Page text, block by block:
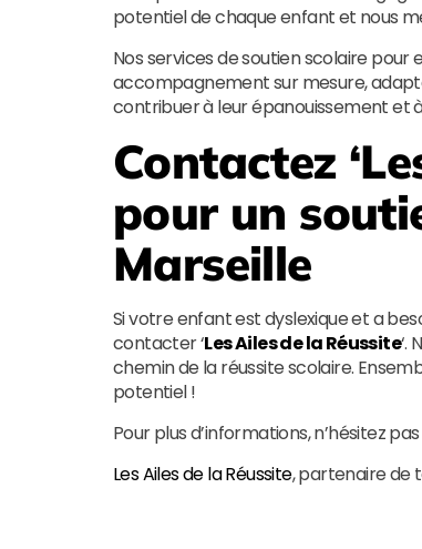
potentiel de chaque enfant et nous
Nos services de soutien scolaire
accompagnement sur mesure,
contribuer à leur épanouissement et
Contactez ‘
pour un
Marseille
Si votre enfant est dyslexique et a
contacter ‘Les Ailes de la Réussite‘.
chemin de la réussite scolaire.
potentiel !
Pour plus d’informations, n’hésitez
Les Ailes de la Réussite, partenaire de